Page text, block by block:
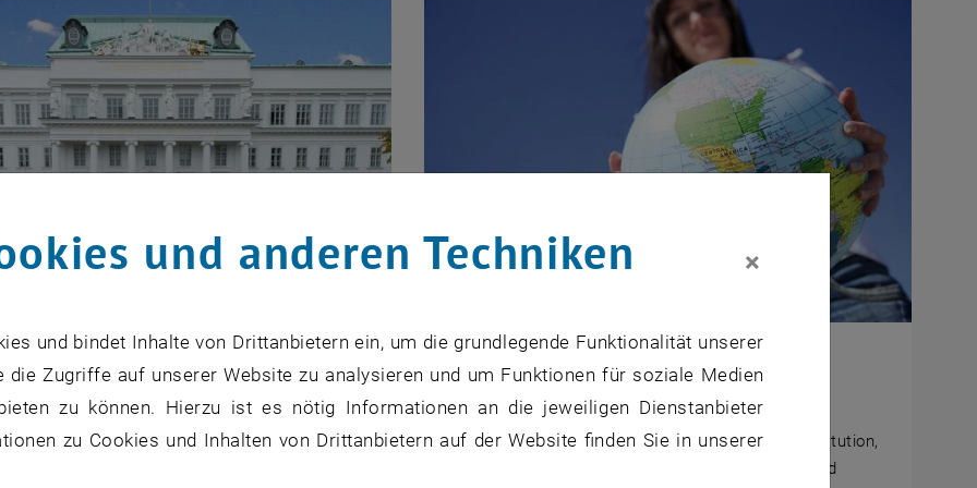
Austauschstudierende
International Mobility Office berät
im Rahmen von internationalen
Studieren im Ausland
Der Fachbereich International Mobility Office berät
Studierende der TU Wien bei der Wahl der Gastinstitution,
hilft, das richtige Stipendienprogramm zu finden und
und anderen Techniken ×
und bindet Inhalte von Drittanbietern ein, um die grundlegende Funktionalität unserer
Zugriffe auf unserer Website zu analysieren und um Funktionen für soziale Medien
zu können. Hierzu ist es nötig Informationen an die jeweiligen Dienstanbieter
zu Cookies und Inhalten von Drittanbietern auf der Website finden Sie in unserer